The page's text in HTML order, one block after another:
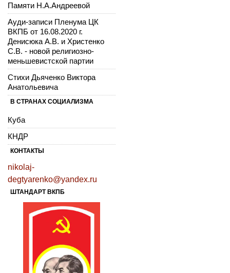
Памяти Н.А.Андреевой
Ауди-записи Пленума ЦК
ВКПБ от 16.08.2020 г.
Денисюка А.В. и Христенко
С.В. - новой религиозно-
меньшевистской партии
Стихи Дьяченко Виктора
Анатольевича
В СТРАНАХ СОЦИАЛИЗМА
Куба
КНДР
КОНТАКТЫ
nikolaj-
degtyarenko@yandex.ru
ШТАНДАРТ ВКПБ